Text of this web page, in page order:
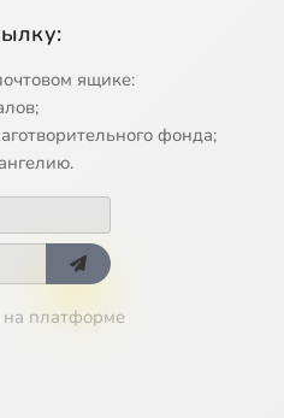
ящике:
фонда;
на платформе